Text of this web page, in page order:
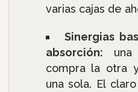
varias cajas de
Sinergias
absorción: una
compra la otra
una sola. El